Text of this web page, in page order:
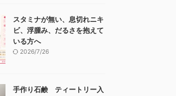
スタミナが無い、息切れニキ
ビ、浮腫み、だるさを抱えて
いる方へ
2026/7/26
手作り石鹸 ティートリー入